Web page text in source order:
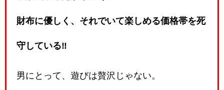
財布に優しく、それでいて楽しめる価格帯を死
守している‼️
男にとって、遊びは贅沢じゃない。